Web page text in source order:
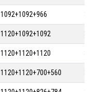
1092+1092+966 3150-
1120+1092+1092 3304-
1120+1120+1120 3360-
1120+1120+700+560 3500-